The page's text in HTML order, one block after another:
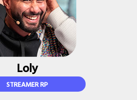
Loly
STREAMER RP